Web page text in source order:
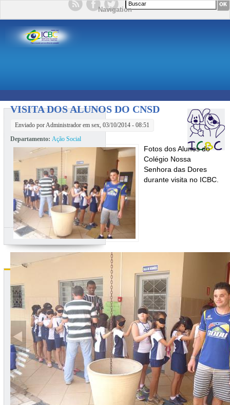
NavigationFormulário de busca
VISITA DOS ALUNOS DO CNSD
Enviado porAdministrador em sex, 03/10/2014 - 08:51
Departamento: Ação Social
Fotos dos Alunos do
Colégio Nossa
Senhora das Dores
durante visita no ICBC.